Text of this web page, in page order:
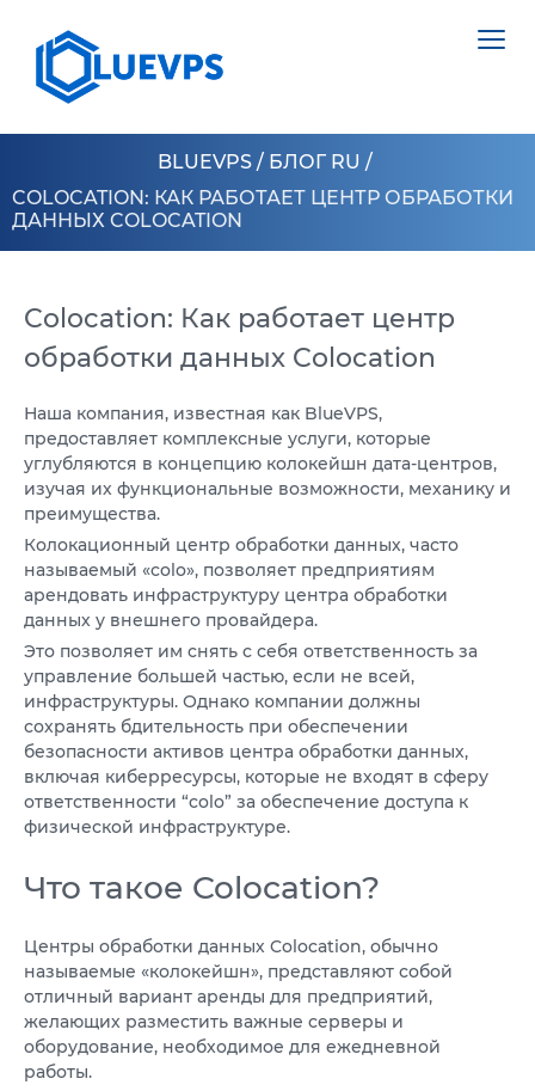
VPS ШВЕЦИЯ
VPS ГОНКОНГ
VPS США >
VPS ЛОС АНДЖЕЛЕС
VPS АТЛАНТА
VPS АШБЕРН
VPS ЭСТОНИЯ
VPS АВСТРАЛИЯ
VPS СИНГАПУР
VPS ИТАЛИЯ
VPS ИСПАНИЯ
VPS ГЕРМАНИЯ >
VPS ФРАНКФУРТ
СЕРВЕРИ >
ВИДІЛЕНИЙ СЕРВЕР НІДЕРЛАНДИ
ВИДІЛЕНИЙ СЕРВЕР ПОЛЬЩА
ВИДІЛЕНИЙ СЕРВЕР ЕСТОНІЯ
ВИДІЛЕНИЙ СЕРВЕР КІПР
ШВЕЦІЯ
ГОНКОНГ
10 GBPS VPS
ВИСОКОПРОДУКТИВНИЙ VPS
СЛУЖБА ПОДДЕРЖКИ
КОЛОКЕЙШН
RU
BLUEVPS / БЛОГ RU /
COLOCATION: КАК РАБОТАЕТ ЦЕНТР ОБРАБОТКИ
ДАННЫХ COLOCATION
Colocation: Как работает центр
обработки данных Colocation
Наша компания, известная как BlueVPS,
предоставляет комплексные услуги, которые
углубляются в концепцию колокейшн дата-центров,
изучая их функциональные возможности, механику и
преимущества.
Колокационный центр обработки данных, часто
называемый «colo», позволяет предприятиям
арендовать инфраструктуру центра обработки
данных у внешнего провайдера.
Это позволяет им снять с себя ответственность за
управление большей частью, если не всей,
инфраструктуры. Однако компании должны
сохранять бдительность при обеспечении
безопасности активов центра обработки данных,
включая киберресурсы, которые не входят в сферу
ответственности “colo” за обеспечение доступа к
физической инфраструктуре.
Что такое Colocation?
Центры обработки данных Colocation, обычно
называемые «колокейшн», представляют собой
отличный вариант аренды для предприятий,
желающих разместить важные серверы и
оборудование, необходимое для ежедневной
работы.